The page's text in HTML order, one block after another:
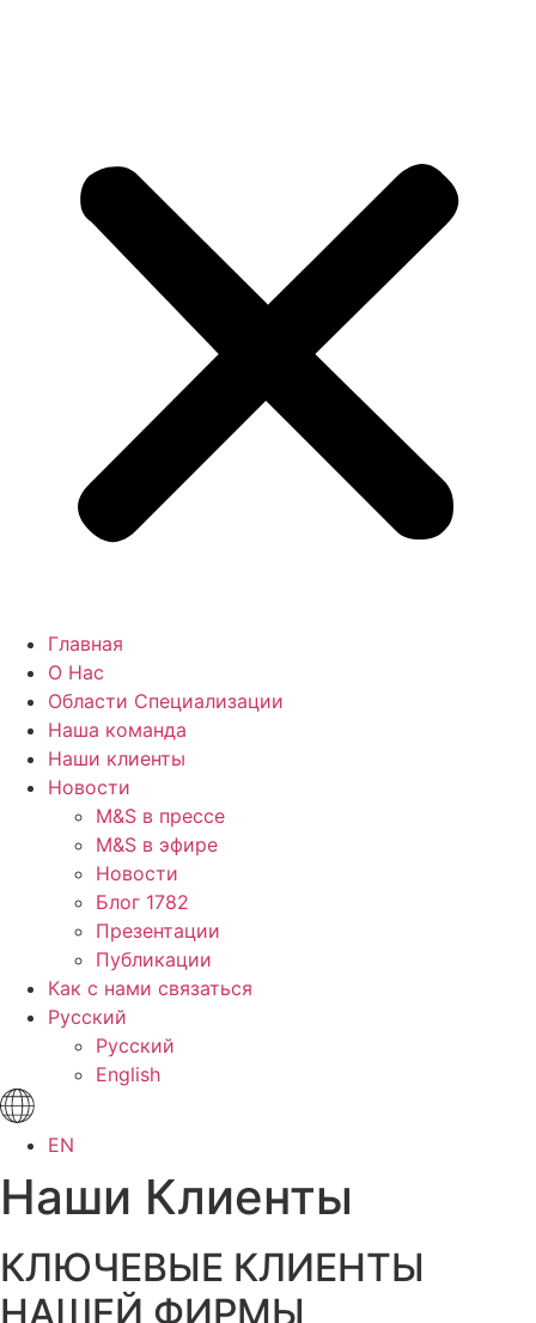
Главная
О Нас
Области Специализации
Наша команда
Наши клиенты
Новости
M&S в прессе
M&S в эфире
Новости
Блог 1782
Презентации
Публикации
Как с нами связаться
Русский
Русский
English
EN
Наши Клиенты
КЛЮЧЕВЫЕ КЛИЕНТЫ
НАШЕЙ ФИРМЫ